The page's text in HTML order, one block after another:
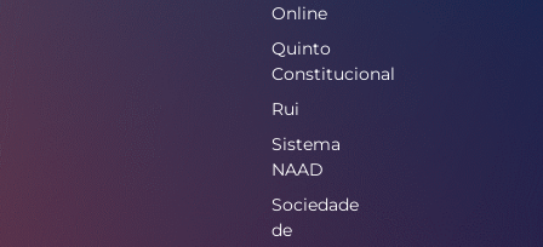
Online
Quinto
Constitucional
Rui
Sistema
NAAD
Sociedade
de